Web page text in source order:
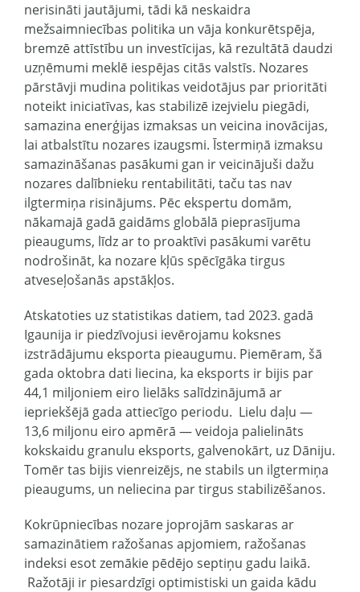
nerisināti jautājumi, tādi kā neskaidra
mežsaimniecības politika un vāja konkurētspēja,
bremzē attīstību un investīcijas, kā rezultātā daudzi
uzņēmumi meklē iespējas citās valstīs. Nozares
pārstāvji mudina politikas veidotājus par prioritāti
noteikt iniciatīvas, kas stabilizē izejvielu piegādi,
samazina enerģijas izmaksas un veicina inovācijas,
lai atbalstītu nozares izaugsmi. Īstermiņā izmaksu
samazināšanas pasākumi gan ir veicinājuši dažu
nozares dalībnieku rentabilitāti, taču tas nav
ilgtermiņa risinājums. Pēc ekspertu domām,
nākamajā gadā gaidāms globālā pieprasījuma
pieaugums, līdz ar to proaktīvi pasākumi varētu
nodrošināt, ka nozare kļūs spēcīgāka tirgus
atveseļošanās apstākļos.
Atskatoties uz statistikas datiem, tad 2023. gadā
Igaunija ir piedzīvojusi ievērojamu koksnes
izstrādājumu eksporta pieaugumu. Piemēram, šā
gada oktobra dati liecina, ka eksports ir bijis par
44,1 miljoniem eiro lielāks salīdzinājumā ar
iepriekšējā gada attiecīgo periodu. Lielu daļu —
13,6 miljonu eiro apmērā — veidoja palielināts
kokskaidu granulu eksports, galvenokārt, uz Dāniju.
Tomēr tas bijis vienreizējs, ne stabils un ilgtermiņa
pieaugums, un neliecina par tirgus stabilizēšanos.
Kokrūpniecības nozare joprojām saskaras ar
samazinātiem ražošanas apjomiem, ražošanas
indeksi esot zemākie pēdējo septiņu gadu laikā.
Ražotāji ir piesardzīgi optimistiski un gaida kādu